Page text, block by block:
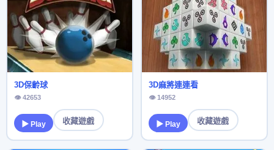
3D保齡球
👁 42653
▶ Play 收藏遊戲
3D麻將連連看
👁 14952
▶ Play 收藏遊戲